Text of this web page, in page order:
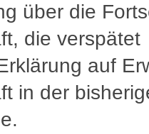
über die
die verspätet
auf
in der